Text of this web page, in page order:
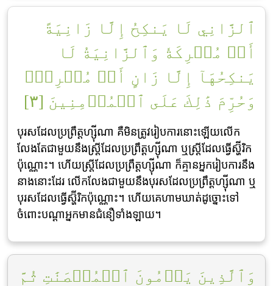
ٱلزَّانِي لَا يَنكِحُ إِلَّا زَانِيَةً
أَوۡ مُشۡرِكَةٗ وَٱلزَّانِيَةُ لَا
يَنكِحُهَآ إِلَّا زَانٍ أَوۡ مُشۡرِكٞۚ
وَحُرِّمَ ذَٰلِكَ عَلَى ٱلۡمُؤۡمِنِينَ [٣]
បុរសដែលប្រព្រឹត្តហ្ស៊ីណា គឺមិនត្រូវរៀបការនោះឡើយលើក
លែងតែជាមួយនឹងស្ត្រីដែលប្រព្រឹត្តហ្ស៊ីណា ឬស្ត្រីដែលធ្វើស្ហ៊ីរិក
ប៉ុណ្ណោះ។ ហើយស្ត្រីដែលប្រព្រឹត្តហ្ស៊ីណា ក៏គ្មានអ្នករៀបការនឹង
នាងនោះដែរ លើកលែងជាមួយនឹងបុរសដែលប្រព្រឹត្តហ្ស៊ីណា ឬ
បុរសដែលធ្វើស្ហ៊ីរិកប៉ុណ្ណោះ។ ហើយគេហាមឃាត់ដូច្នោះទៅ
ចំពោះបណ្តាអ្នកមានជំនឿទាំងឡាយ។
وَٱلَّذِينَ يَرۡمُونَ ٱلۡمُحۡصَنَٰتِ ثُمَّ